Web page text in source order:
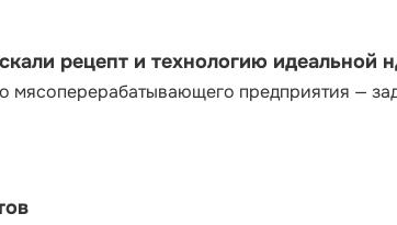
рецепт и технологию идеальной
мясоперерабатывающего предприятия —